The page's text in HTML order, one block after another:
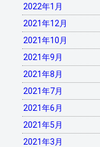
2022年1月
2021年12月
2021年10月
2021年9月
2021年8月
2021年7月
2021年6月
2021年5月
2021年3月